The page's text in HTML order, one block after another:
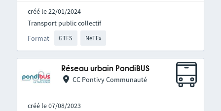
créé le 22/01/2024
Format GTFS NeTEx
Transport public collectif
Réseau urbain PondiBUS
CC Pontivy Communauté
créé le 07/08/2023